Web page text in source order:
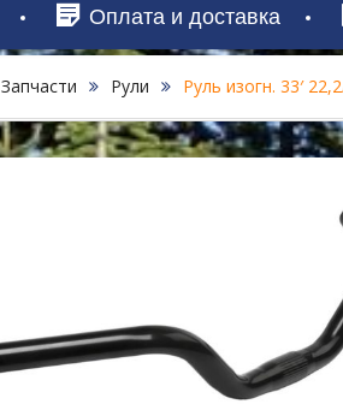
Оплата и доставка
Запчасти Рули Руль изогн. 33′